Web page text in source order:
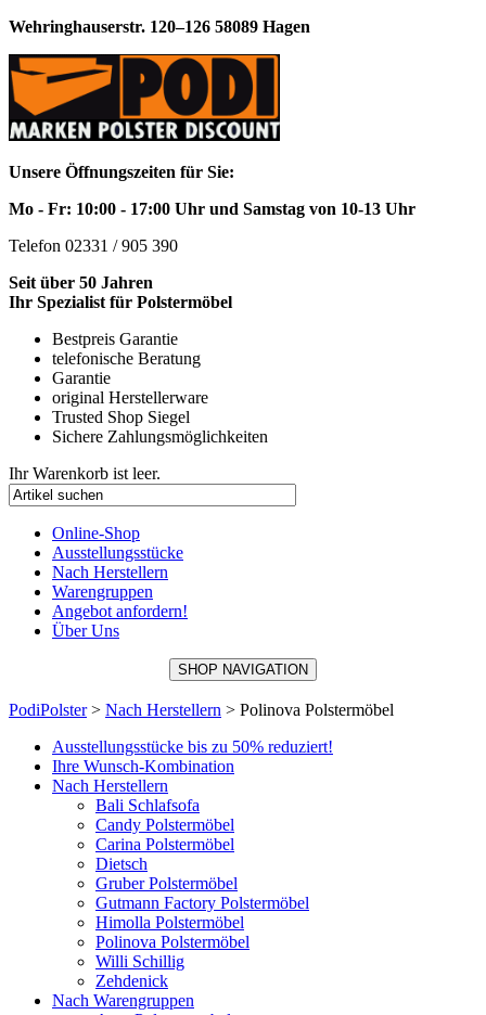
Wehringhauserstr. 120–126 58089 Hagen
Unsere Öffnungszeiten für Sie:
Mo - Fr: 10:00 - 17:00 Uhr und Samstag von 10-13 Uhr
Telefon 02331 / 905 390
Seit über 50 Jahren
Ihr Spezialist für Polstermöbel
Bestpreis Garantie
telefonische Beratung
Garantie
original Herstellerware
Trusted Shop Siegel
Sichere Zahlungsmöglichkeiten
Ihr Warenkorb ist leer.
Online-Shop
Ausstellungsstücke
Nach Herstellern
Warengruppen
Angebot anfordern!
Über Uns
SHOP NAVIGATION
PodiPolster> Nach Herstellern > Polinova Polstermöbel
Ausstellungsstücke bis zu 50% reduziert!
Ihre Wunsch-Kombination
Nach Herstellern
Bali Schlafsofa
Candy Polstermöbel
Carina Polstermöbel
Dietsch
Gruber Polstermöbel
Gutmann Factory Polstermöbel
Himolla Polstermöbel
Polinova Polstermöbel
Willi Schillig
Zehdenick
Nach Warengruppen